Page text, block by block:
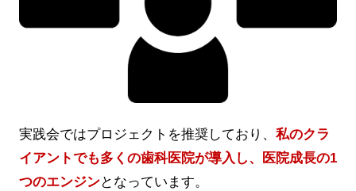
実践会ではプロジェクトを推奨しており、 私のクラ
イアントでも多くの歯科医院が導入し、医院成長の1
つのエンジンとなっています。